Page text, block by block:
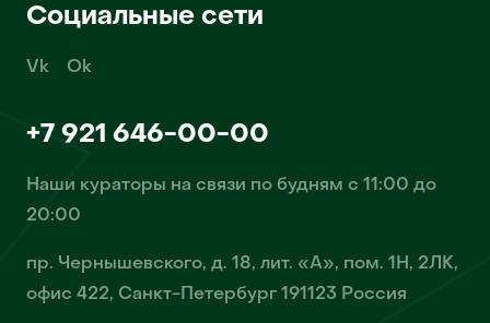
Социальные сети
Vk Ok
+7 921 646-00-00
Наши кураторы на связи по будням с 11:00 до
20:00
пр. Чернышевского, д. 18, лит. «А», пом. 1Н, 2ЛК,
офис 422, Санкт-Петербург 191123 Россия